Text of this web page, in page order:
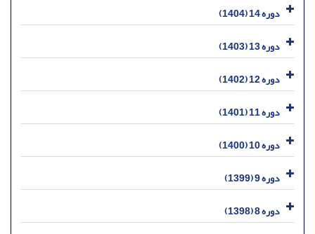
دوره 14 (1404)
دوره 13 (1403)
دوره 12 (1402)
دوره 11 (1401)
دوره 10 (1400)
دوره 9 (1399)
دوره 8 (1398)